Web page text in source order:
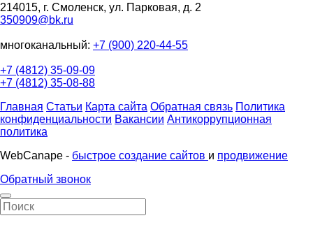
214015, г. Смоленск, ул. Парковая, д. 2
350909@bk.ru
многоканальный: +7 (900) 220-44-55
+7 (4812) 35-09-09
+7 (4812) 35-08-88
Главная Статьи Карта сайта Обратная связь Политика
конфиденциальности Вакансии Антикоррупционная
политика
WebCanape - быстрое создание сайтов и продвижение
Обратный звонок